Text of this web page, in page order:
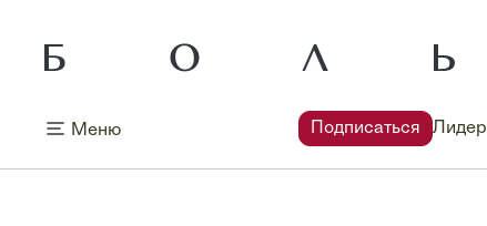
Меню Подписаться Лидер